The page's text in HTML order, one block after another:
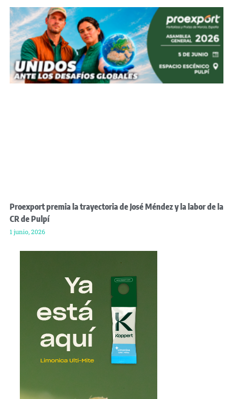
Proexport premia la trayectoria de José Méndez y la labor de la
CR de Pulpí
1 junio, 2026